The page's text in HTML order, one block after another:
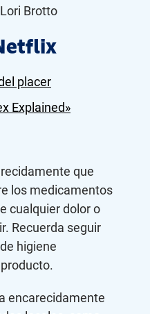
Brotto
placer
Explained»
que
los medicamentos
cualquier dolor o
Recuerda seguir
higiene
encarecidamente